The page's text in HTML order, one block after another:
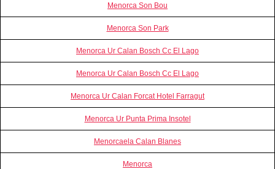
Menorca Son Bou
Menorca Son Park
Menorca Ur Calan Bosch Cc El Lago
Menorca Ur Calan Bosch Cc El Lago
Menorca Ur Calan Forcat Hotel Farragut
Menorca Ur Punta Prima Insotel
Menorcaela Calan Blanes
Menorca